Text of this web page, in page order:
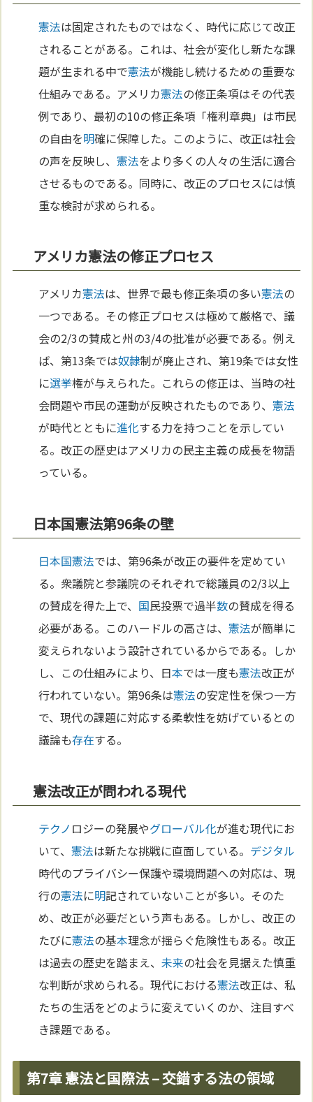
憲法は固定されたものではなく、時代に応じて改正
されることがある。これは、社会が変化し新たな課
題が生まれる中で憲法が機能し続けるための重要な
仕組みである。アメリカ憲法の修正条項はその代表
例であり、最初の10の修正条項「権利章典」は市民
の自由を明確に保障した。このように、改正は社会
の声を反映し、憲法をより多くの人々の生活に適合
させるものである。同時に、改正のプロセスには慎
重な検討が求められる。
アメリカ憲法の修正プロセス
アメリカ憲法は、世界で最も修正条項の多い憲法の
一つである。その修正プロセスは極めて厳格で、議
会の2/3の賛成と州の3/4の批准が必要である。例え
ば、第13条では奴隷制が廃止され、第19条では女性
に選挙権が与えられた。これらの修正は、当時の社
会問題や市民の運動が反映されたものであり、憲法
が時代とともに進化する力を持つことを示してい
る。改正の歴史はアメリカの民主主義の成長を物語
っている。
日本国憲法第96条の壁
日本国憲法では、第96条が改正の要件を定めてい
る。衆議院と参議院のそれぞれで総議員の2/3以上
の賛成を得た上で、 国民投票で過半数の賛成を得る
必要がある。このハードルの高さは、憲法が簡単に
変えられないよう設計されているからである。しか
し、この仕組みにより、日本では一度も憲法改正が
行われていない。第96条は憲法の安定性を保つ一方
で、現代の課題に対応する柔軟性を妨げているとの
議論も存在する。
憲法改正が問われる現代
テクノ ロジーの発展やグローバル化が進む現代にお
いて、憲法は新たな挑戦に直面している。 デジタル
時代のプライバシー保護や環境問題への対応は、現
行の憲法に明記されていないことが多い。そのた
め、改正が必要だという声もある。しかし、改正の
たびに憲法の基本理念が揺らぐ危険性もある。改正
は過去の歴史を踏まえ、未来の社会を見据えた慎重
な判断が求められる。現代における憲法改正は、私
たちの生活をどのように変えていくのか、注目すべ
き課題である。
第7章 憲法と国際法 – 交錯する法の領域